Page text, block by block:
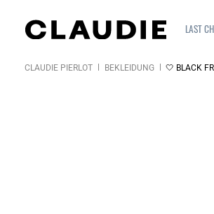
LAST
CLAUDIE PIERLOT BEKLEIDUNG 🤍 BLACK